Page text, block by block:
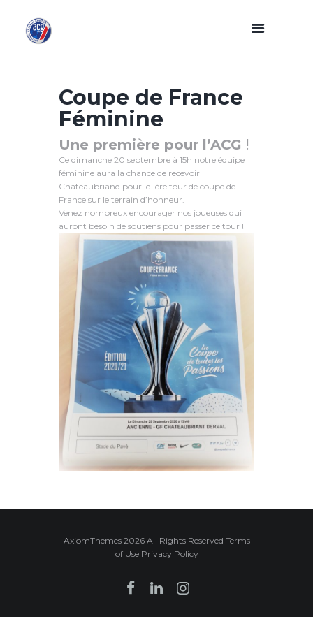
Coupe de France
Féminine
Une première pour l’ACG !
Ce dimanche 20 septembre à 15h notre équipe
féminine aura la chance de recevoir
Chateaubriand pour le 1ère tour de coupe de
France sur le terrain d’honneur.
Venez nombreux encourager nos joueuses qui
auront besoin de soutiens pour passer ce tour !
AxiomThemes 2026 All Rights Reserved Terms
of Use Privacy Policy